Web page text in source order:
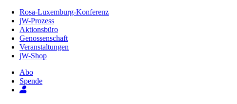
Inhalt
Seite
Rosa-Luxemburg-Konferenz
jW-Prozess
Aktionsbüro
Genossenschaft
Veranstaltungen
jW-Shop
Abo
Spende